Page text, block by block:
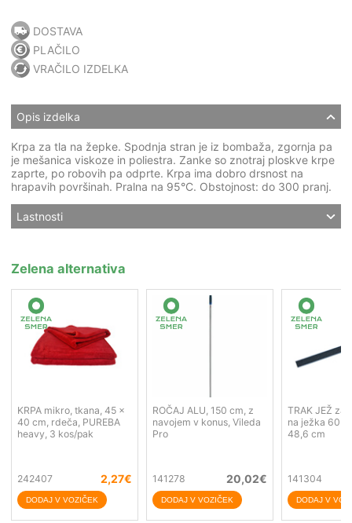
DOSTAVA
PLAČILO
VRAČILO IZDELKA
Opis izdelka
Krpa za tla na žepke. Spodnja stran je iz bombaža, zgornja pa
je mešanica viskoze in poliestra. Zanke so znotraj ploskve krpe
zaprte, po robovih pa odprte. Krpa ima dobro drsnost na
hrapavih površinah. Pralna na 95°C. Obstojnost: do 300 pranj.
Lastnosti
Zelena alternativa
KRPA mikro, tkana, 45 x
40 cm, rdeča, PUREBA
heavy, 3 kos/pak
242407 2,27€
ROČAJ ALU, 150 cm, z
navojem v konus, Vileda
Pro
141278 20,02€
TRAK JEŽ za
na ježka 60
48,6 cm
141304